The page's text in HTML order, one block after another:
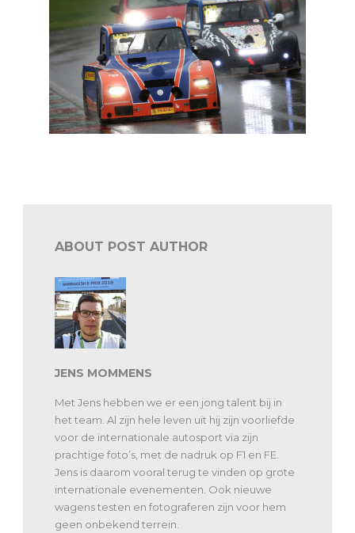
ABOUT POST AUTHOR
JENS MOMMENS
Met Jens hebben we er een jong talent bij in
het team. Al zijn hele leven uit hij zijn voorliefde
voor de internationale autosport via zijn
prachtige foto’s, met de nadruk op F1 en FE.
Jens is daarom vooral terug te vinden op grote
internationale evenementen. Ook nieuwe
wagens testen en fotograferen zijn voor hem
geen onbekend terrein.